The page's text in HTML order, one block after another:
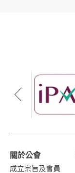
關於公會
成立宗旨及會員